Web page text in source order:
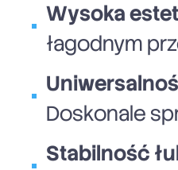
Wysoka
łagodnym
Doskonale
Stabilność